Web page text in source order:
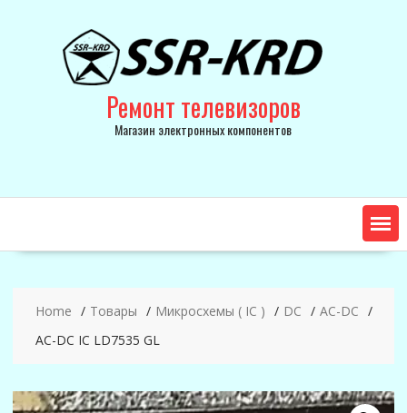
Ремонт телевизоров
Магазин электронных компонентов
Home Товары Микросхемы ( IC ) DC
AC-DC
AC-DC IC LD7535 GL